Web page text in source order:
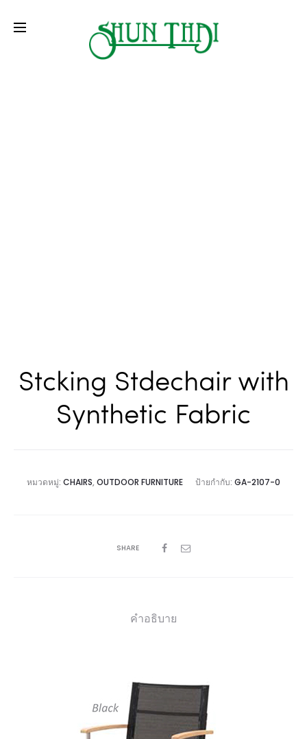
Stcking Stdechair with
Synthetic Fabric
หมวดหมู่: CHAIRS, OUTDOOR FURNITURE ป้ายกำกับ: GA-2107-0
SHARE
คำอธิบาย